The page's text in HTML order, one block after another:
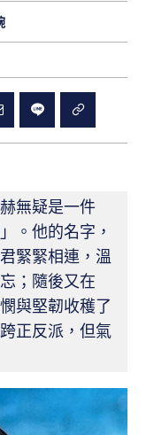
無疑是一件
。他的名字，
緊緊相連，溫
；隨後又在
與堅韌收穫了
正反派，但氣